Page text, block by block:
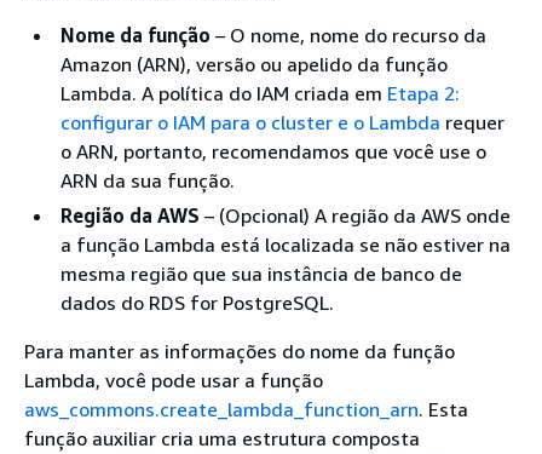
Nome da função – O nome, nome do recurso da
Amazon (ARN), versão ou apelido da função
Lambda. A política do IAM criada em Etapa 2:
configurar o IAM para o cluster e o Lambda requer
o ARN, portanto, recomendamos que você use o
ARN da sua função.
Região da AWS – (Opcional) A região da AWS onde
a função Lambda está localizada se não estiver na
mesma região que sua instância de banco de
dados do RDS for PostgreSQL.
Para manter as informações do nome da função
Lambda, você pode usar a função
aws_commons.create_lambda_function_arn. Esta
função auxiliar cria uma estrutura composta